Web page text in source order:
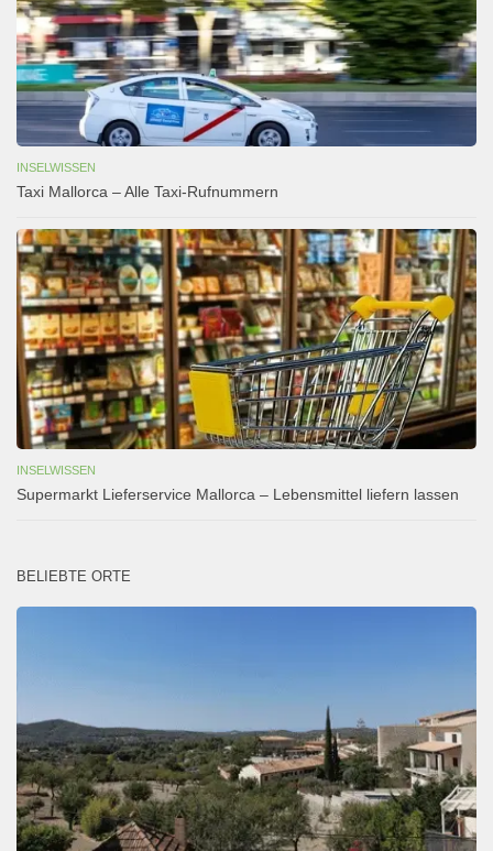
INSELWISSEN
Taxi Mallorca – Alle Taxi-Rufnummern
INSELWISSEN
Supermarkt Lieferservice Mallorca – Lebensmittel liefern lassen
BELIEBTE ORTE